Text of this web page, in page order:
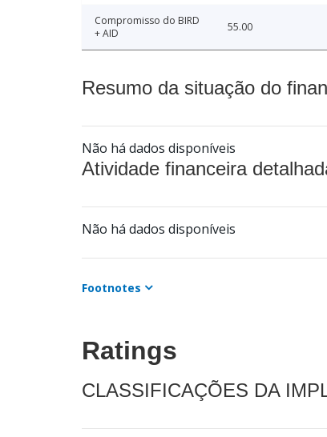
Compromisso do BIRD
+ AID
55.00
Resumo da situação do
Não há dados disponíveis
Atividade financeira
Não há dados disponíveis
Footnotes
Ratings
CLASSIFICAÇÕES DA